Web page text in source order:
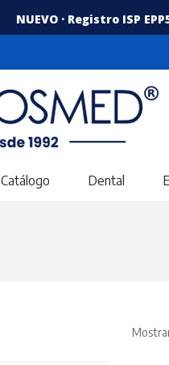
NUEVO · Registro ISP
Catálogo Dental